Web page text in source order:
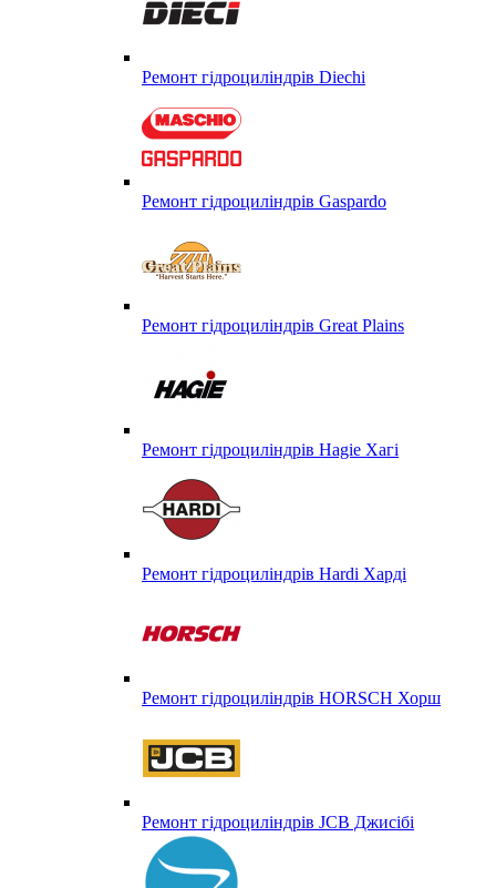
Ремонт гідроциліндрів Diechi
Ремонт гідроциліндрів Gaspardo
Ремонт гідроциліндрів Great Plains
Ремонт гідроциліндрів Hagie Хагі
Ремонт гідроциліндрів Hardi Харді
Ремонт гідроциліндрів HORSCH Хорш
Ремонт гідроциліндрів JCB Джисібі